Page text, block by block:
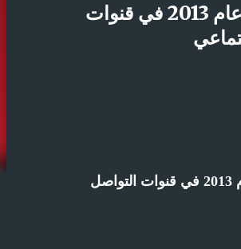
أهم لحظات عام 2013 في قنوات
أهم لحظات عام 2013 في قنوات التواصل